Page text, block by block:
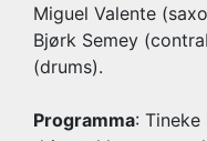
Miguel Valente
Bjørk Semey
(drums).
Programma: